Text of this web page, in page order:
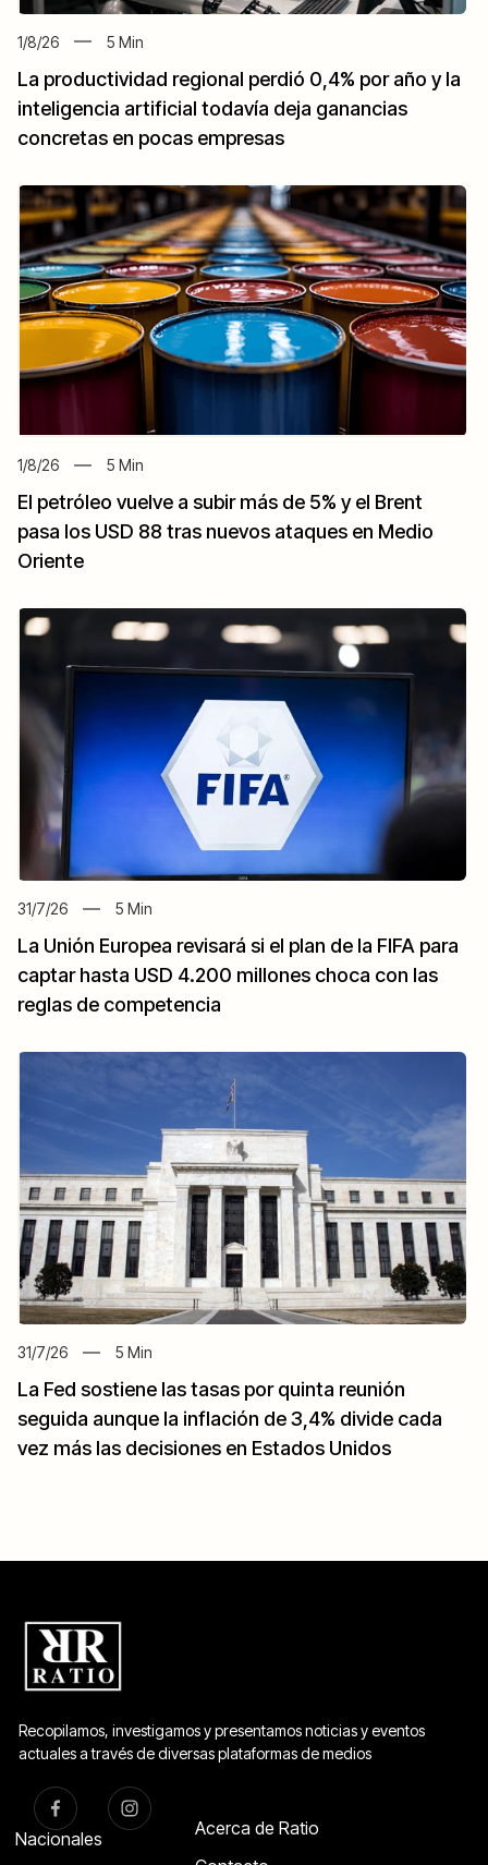
1/8/26 5 Min
La productividad regional perdió 0,4% por año y la
inteligencia artificial todavía deja ganancias
concretas en pocas empresas
1/8/26 5 Min
El petróleo vuelve a subir más de 5% y el Brent
pasa los USD 88 tras nuevos ataques en Medio
Oriente
31/7/26 5 Min
La Unión Europea revisará si el plan de la FIFA para
captar hasta USD 4.200 millones choca con las
reglas de competencia
31/7/26 5 Min
La Fed sostiene las tasas por quinta reunión
seguida aunque la inflación de 3,4% divide cada
vez más las decisiones en Estados Unidos
Recopilamos, investigamos y presentamos noticias y eventos
actuales a través de diversas plataformas de medios
Nacionales
Acerca de Ratio